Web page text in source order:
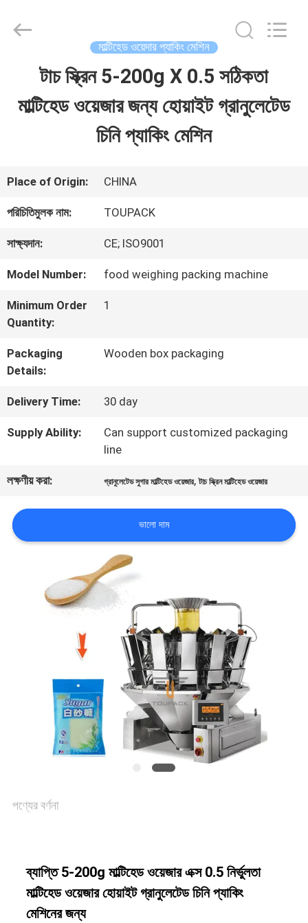
আমাদের
সম্পর্কে
ফ্যাক্টরি
ট্যুর
মান
নিয়ন্ত্রণ
আমাদের
সাথে
যোগাযোগ
করুন
নীতি
EQUIPMENT
মাল্টিহেড ওয়েদার প্যাকিং মেশিন
টাচ স্ক্রিন 5-200g X 0.5 সঠিকতা
মাল্টিহেড ওয়েজার জন্য হোয়াইট গ্রানুলেটেড
চিনি প্যাকিং মেশিন
Place of Origin: CHINA
পরিচিতিমুলক নাম: TOUPACK
সাক্ষ্যদান: CE; ISO9001
Model Number: food weighing packing machine
Minimum Order
Quantity:
1
Packaging
Details:
Wooden box packaging
Delivery Time: 30 day
Supply Ability:
Can support customized packaging
line
লক্ষণীয় করা: গ্রানুলেটেড সুগার মাল্টিহেড ওয়েজার,টাচ স্ক্রিন মাল্টিহেড ওয়েজার
ভালো দাম
পণ্যের বর্ণনা
ব্যাপ্তি 5-200g মাল্টিহেড ওয়েজার এক্স 0.5 নির্ভুলতা
মাল্টিহেড ওয়েজার হোয়াইট গ্রানুলেটেড চিনি প্যাকিং
মেশিনের জন্য